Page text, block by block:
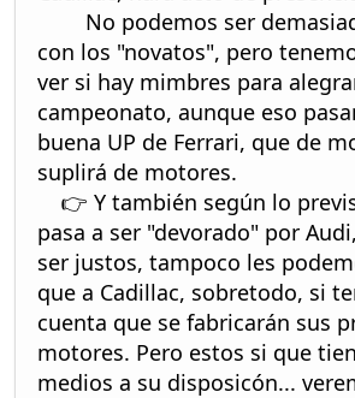
No podemos ser
con los "novatos", pero
ver si hay mimbres para
campeonato, aunque eso
buena UP de Ferrari, que de
suplirá de motores.
👉 Y también según lo
pasa a ser "devorado" por
ser justos, tampoco les
que a Cadillac, sobretodo, si
cuenta que se fabricarán sus
motores. Pero estos si que
medios a su disposicón...